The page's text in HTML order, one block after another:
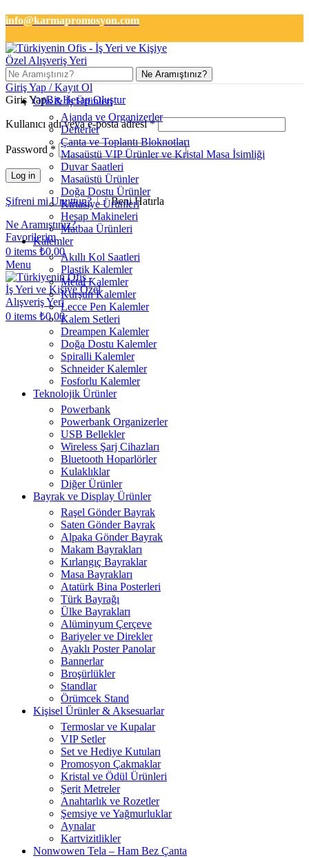
info@karmapromosyon.com
+90 501 133 2727
Ne Aramıştınız?
Giriş Yap / Kayıt Ol
Giriş YapBir Hesap Oluştur
Kullanıcı adı veya e-posta adresi*
Password *
Log in
Şifreni mi Unuttun?
Beni Hatırla
Ne Aramıştınız?
Favorilerim
0 items ₺0,00
Menu
0 items ₺0,00
Ofis & İş Ürünleri
Ajanda ve Organizerler
Defterler
Çanta ve Toplantı Bloknotları
Masaüstü VIP Ürünler ve Kristal Masa İsimliği
Duvar Saatleri
Masaüstü Ürünler
Doğa Dostu Ürünler
Kırtasiye Ürünleri
Hesap Makineleri
Matbaa Ürünleri
Kalemler
Akıllı Kol Saatleri
Plastik Kalemler
Metal Kalemler
Kurşun Kalemler
Lecce Pen Kalemler
Kalem Setleri
Dreampen Kalemler
Doğa Dostu Kalemler
Spiralli Kalemler
Schneider Kalemler
Fosforlu Kalemler
Teknolojik Ürünler
Powerbank
Powerbank Organizerler
USB Bellekler
Wireless Şarj Cihazları
Bluetooth Hoparlörler
Kulaklıklar
Diğer Ürünler
Bayrak ve Display Ürünler
Raşel Gönder Bayrak
Saten Gönder Bayrak
Alpaka Gönder Bayrak
Makam Bayrakları
Kırlangıç Bayraklar
Masa Bayrakları
Atatürk Bina Posterleri
Türk Bayrağı
Ülke Bayrakları
Alüminyum Çerçeve
Bariyeler ve Direkler
Ayaklı Poster Panolar
Bannerlar
Broşürlükler
Standlar
Örümcek Stand
Kişisel Ürünler & Aksesuarlar
Termoslar ve Kupalar
VIP Setler
Set ve Hediye Kutuları
Promosyon Çakmaklar
Kristal ve Ödül Ürünleri
Şerit Metreler
Anahtarlık ve Rozetler
Şemsiye ve Yağmurluklar
Aynalar
Kartvizitlikler
Nonwowen Tela – Ham Bez Çanta